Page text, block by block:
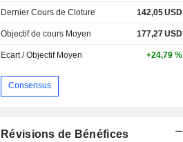
Dernier Cours de Cloture 142,05USD
Objectif de cours Moyen 177,27USD
Ecart / Objectif Moyen +24,79 %
Consensus
Révisions de Bénéfices